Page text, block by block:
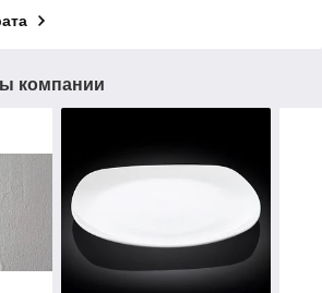
компании